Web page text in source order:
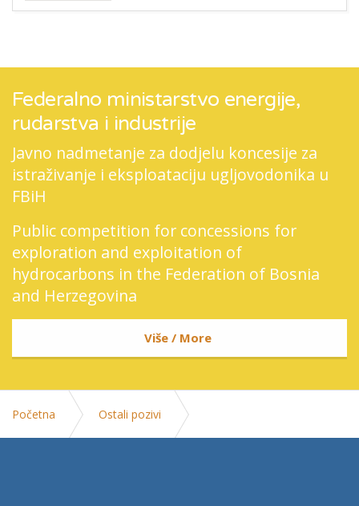
Federalno ministarstvo energije,
rudarstva i industrije
Javno nadmetanje za dodjelu koncesije za
istraživanje i eksploataciju ugljovodonika u
FBiH
Public competition for concessions for
exploration and exploitation of
hydrocarbons in the Federation of Bosnia
and Herzegovina
Više / More
Početna Ostali pozivi